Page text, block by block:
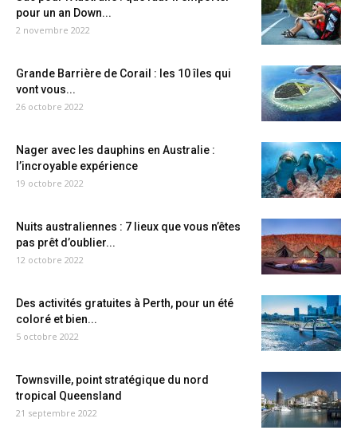
pour un an Down...
2 novembre 2022
Grande Barrière de Corail : les 10 îles qui
vont vous...
26 octobre 2022
Nager avec les dauphins en Australie :
l’incroyable expérience
19 octobre 2022
Nuits australiennes : 7 lieux que vous n’êtes
pas prêt d’oublier...
12 octobre 2022
Des activités gratuites à Perth, pour un été
coloré et bien...
5 octobre 2022
Townsville, point stratégique du nord
tropical Queensland
21 septembre 2022